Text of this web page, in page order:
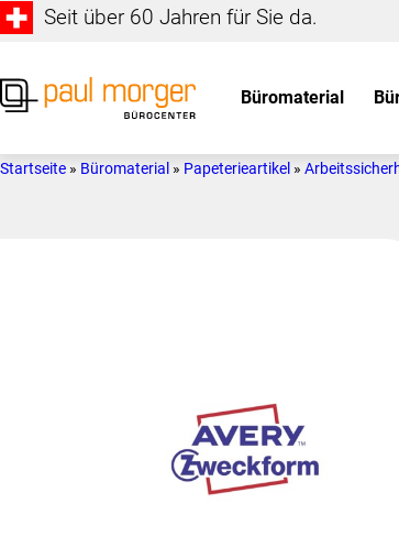
Zur
springen
Skip
main
Seit über 60 Jahren für Sie da.
Morger
individuell
Büromaterial
Startseite » Büromaterial » Papeterieartikel »